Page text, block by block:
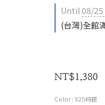
Until08/25
(台灣)全館
NT$1,380
Color : 925純銀